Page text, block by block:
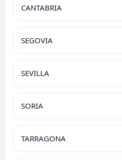
CANTABRIA
SEGOVIA
SEVILLA
SORIA
TARRAGONA